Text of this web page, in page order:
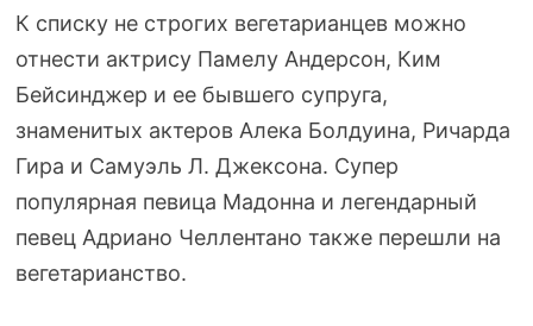
К списку не строгих вегетарианцев можно
отнести актрису Памелу Андерсон, Ким
Бейсинджер и ее бывшего супруга,
знаменитых актеров Алека Болдуина, Ричарда
Гира и Самуэль Л. Джексона. Супер
популярная певица Мадонна и легендарный
певец Адриано Челлентано также перешли на
вегетарианство.